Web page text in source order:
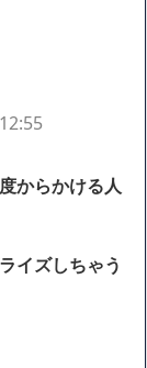
からかける人
イズしちゃう